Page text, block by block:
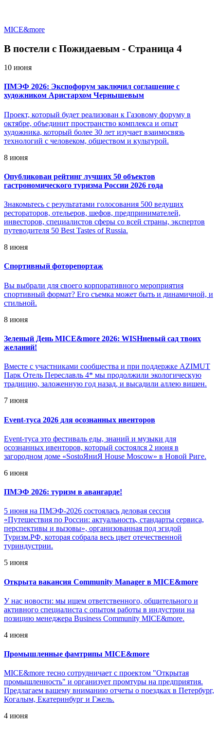
MICE&more
В постели с Пожидаевым - Страница 4
10 июня
ПМЭФ 2026: Экспофорум заключил соглашение с
художником Аристархом Чернышевым
Проект, который будет реализован к Газовому форуму в
октябре, объединит пространство комплекса и опыт
художника, который более 30 лет изучает взаимосвязь
технологий с человеком, обществом и культурой.
8 июня
Опубликован рейтинг лучших 50 объектов
гастрономического туризма России 2026 года
Знакомьтесь с результатами голосования 500 ведущих
рестораторов, отельеров, шефов, предпринимателей,
инвесторов, специалистов сферы со всей страны, экспертов
путеводителя 50 Best Tastes of Russia.
8 июня
Спортивный фоторепортаж
Вы выбрали для своего корпоративного мероприятия
спортивный формат? Его съемка может быть и динамичной, и
стильной.
8 июня
Зеленый День MICE&more 2026: WISHневый сад твоих
желаний!
Вместе с участниками сообщества и при поддержке AZIMUT
Парк Отель Переславль 4* мы продолжили экологическую
традицию, заложенную год назад, и высадили аллею вишен.
7 июня
Event-туса 2026 для осознанных ивенторов
Event-туса это фестиваль еды, знаний и музыки для
осознанных ивенторов, который состоялся 2 июня в
загородном доме «SostoЯниЯ House Moscow» в Новой Риге.
6 июня
ПМЭФ 2026: туризм в авангарде!
5 июня на ПМЭФ-2026 состоялась деловая сессия
«Путешествия по России: актуальность, стандарты сервиса,
перспективы и вызовы», организованная под эгидой
Туризм.РФ, которая собрала весь цвет отечественной
туриндустрии.
5 июня
Открыта вакансия Community Manager в MICE&more
У нас новости: мы ищем ответственного, общительного и
активного специалиста с опытом работы в индустрии на
позицию менеджера Business Community MICE&more.
4 июня
Промышленные фамтрипы MICE&more
MICE&more тесно сотрудничает с проектом "Открытая
промышленность" и организует промтуры на предприятия.
Предлагаем вашему вниманию отчеты о поездках в Петербург,
Когалым, Екатеринбург и Гжель.
4 июня